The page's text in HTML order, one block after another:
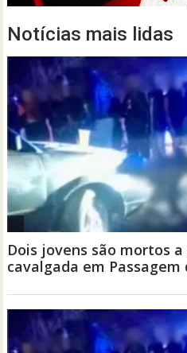
Notícias mais lidas